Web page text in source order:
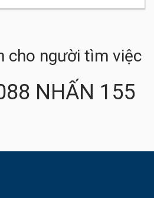
cho người tìm việc
NHẤN 155